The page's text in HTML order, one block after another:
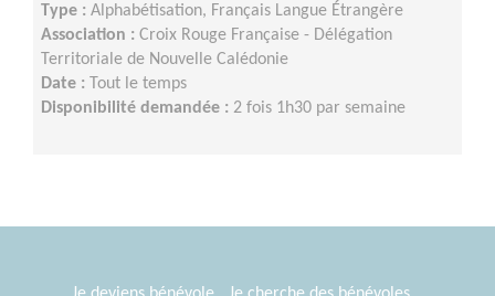
Type : Alphabétisation, Français Langue Étrangère
Association : Croix Rouge Française - Délégation
Territoriale de Nouvelle Calédonie
Date : Tout le temps
Disponibilité demandée : 2 fois 1h30 par semaine